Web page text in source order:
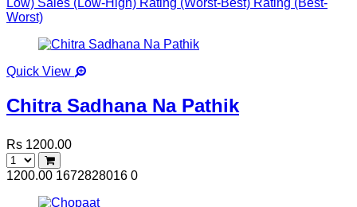
Low) Sales (Low-High) Rating (Worst-Best) Rating (Best-
Worst)
Quick View
Chitra Sadhana Na Pathik
Rs 1200.00
1200.00 1672828016 0